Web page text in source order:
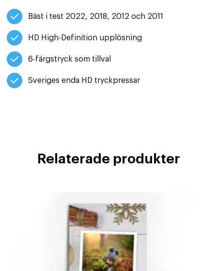
Bäst i test 2022, 2018, 2012 och 2011
HD High-Definition upplösning
6-färgstryck som tillval
Sveriges enda HD tryckpressar
Relaterade produkter